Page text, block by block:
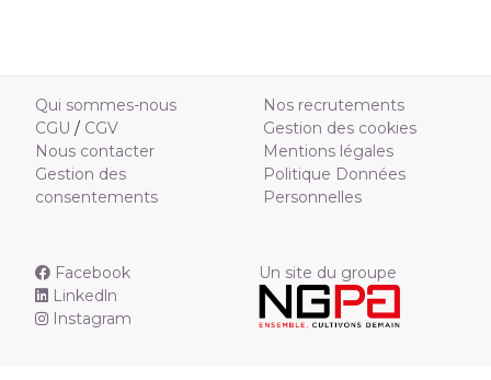
Qui sommes-nous
CGU / CGV
Nous contacter
Gestion des
consentements
Nos recrutements
Gestion des cookies
Mentions légales
Politique Données
Personnelles
Facebook
Linkedln
Instagram
Un site du groupe